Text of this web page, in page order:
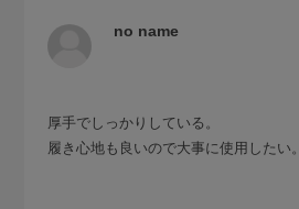
no name
厚手でしっかりしている。
履き心地も良いので大事に使用したい。